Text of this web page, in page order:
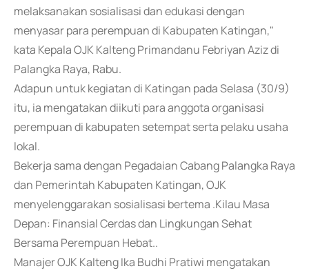
melaksanakan sosialisasi dan edukasi dengan
menyasar para perempuan di Kabupaten Katingan,"
kata Kepala OJK Kalteng Primandanu Febriyan Aziz di
Palangka Raya, Rabu.
Adapun untuk kegiatan di Katingan pada Selasa (30/9)
itu, ia mengatakan diikuti para anggota organisasi
perempuan di kabupaten setempat serta pelaku usaha
lokal.
Bekerja sama dengan Pegadaian Cabang Palangka Raya
dan Pemerintah Kabupaten Katingan, OJK
menyelenggarakan sosialisasi bertema .Kilau Masa
Depan: Finansial Cerdas dan Lingkungan Sehat
Bersama Perempuan Hebat..
Manajer OJK Kalteng Ika Budhi Pratiwi mengatakan